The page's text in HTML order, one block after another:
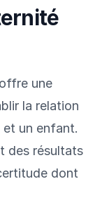
une
la relation
et un enfant.
des résultats
dont